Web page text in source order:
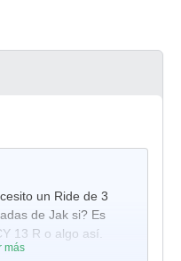
un Ride de 3
de Jak si? Es
13 R o algo así.
más